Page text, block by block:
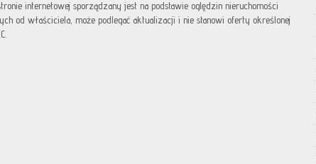
internetowej sporządzany jest na podstawie oględzin nieruchomości
od właściciela, może podlegać aktualizacji i nie stanowi oferty określonej